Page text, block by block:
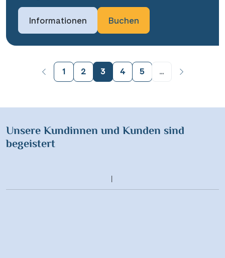
Informationen Buchen
1 2 3 4 5 ...
Unsere Kundinnen und Kunden sind
begeistert